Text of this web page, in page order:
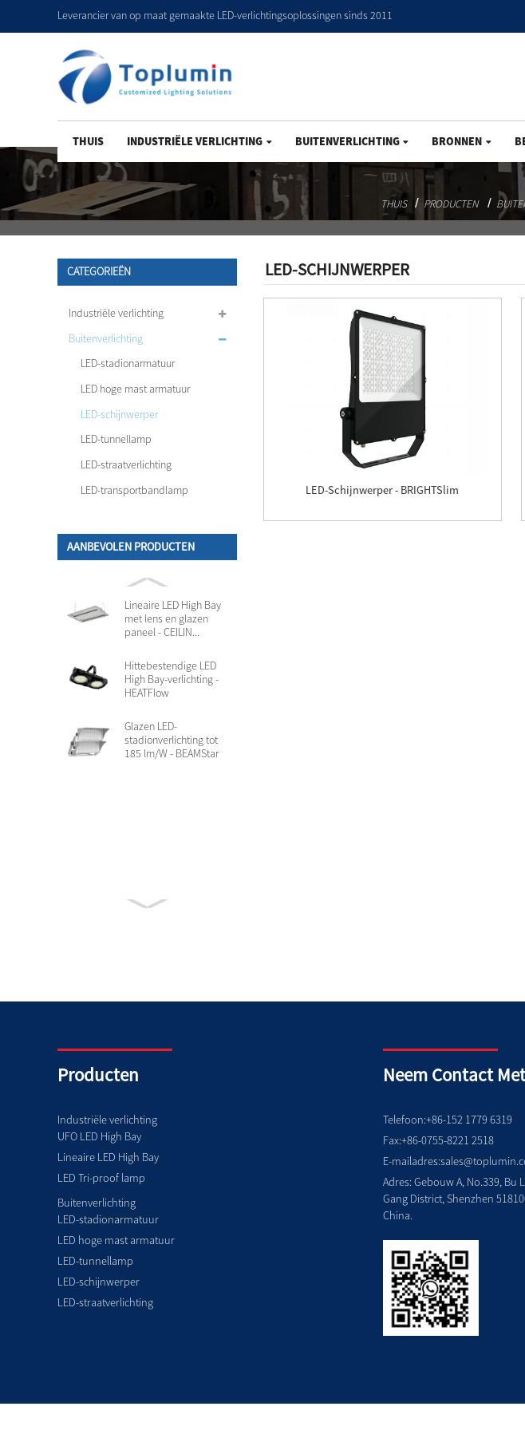
Leverancier van op maat gemaakte LED-verlichtingsoplossingen sinds 2011
THUIS INDUSTRIËLE VERLICHTING BUITENVERLICHTING BRONNEN
THUIS PRODUCTEN
CATEGORIEËN
Industriële verlichting
Buitenverlichting
LED-stadionarmatuur
LED hoge mast armatuur
LED-schijnwerper
LED-tunnellamp
LED-straatverlichting
LED-transportbandlamp
AANBEVOLEN PRODUCTEN
Lineaire LED High Bay
met lens en glazen
paneel - CEILIN...
Hittebestendige LED
High Bay-verlichting -
HEATFlow
Glazen LED-
stadionverlichting tot
185 lm/W - BEAMStar
LED-SCHIJNWERPER
LED-Schijnwerper - BRIGHTSlim
Producten
Industriële verlichting
UFO LED High Bay
Lineaire LED High Bay
LED Tri-proof lamp
Buitenverlichting
LED-stadionarmatuur
LED hoge mast armatuur
LED-tunnellamp
LED-schijnwerper
LED-straatverlichting
Neem Contact
Telefoon:+86-152 1779 6319
Fax:+86-0755-8221 2518
E-mailadres:
Adres: Gebouw A, No.339, Bu
Gang District, Shenzhen
China.